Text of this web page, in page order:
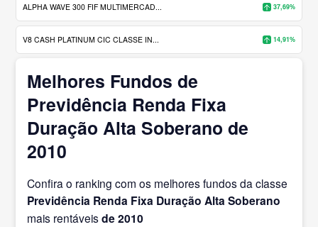
ALPHA WAVE 300 FIF MULTIMERCAD... 37,69%
V8 CASH PLATINUM CIC CLASSE IN... 14,91%
Melhores Fundos de
Previdência Renda Fixa
Duração Alta Soberano de
2010
Confira o ranking com os melhores fundos da classe
Previdência Renda Fixa Duração Alta Soberano
mais rentáveisde 2010